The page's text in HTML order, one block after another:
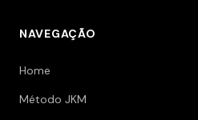
NAVEGAÇÃO
Home
Método JKM